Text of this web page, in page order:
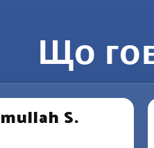
Що
S.